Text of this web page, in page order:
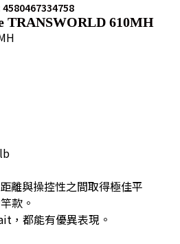
4580467334758
TRANSWORLD 610MH
與操控性之間取得極佳平
款。
，都能有優異表現。